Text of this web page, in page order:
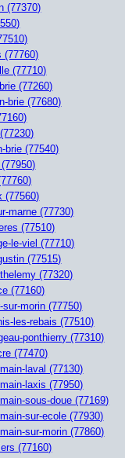
(77370)
(77760)
(77710)
(77260)
brie (77680)
brie (77540)
(77560)
marne (77730)
(77510)
le-viel (77710)
(77515)
(77320)
(77160)
morin (77750)
les-rebais (77510)
ponthierry (77310)
(77470)
laval (77130)
laxis (77950)
sous-doue (77169)
sur-ecole (77930)
sur-morin (77860)
(77160)